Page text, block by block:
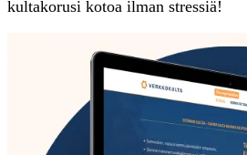
kultakorusi kotoa ilman stressiä!